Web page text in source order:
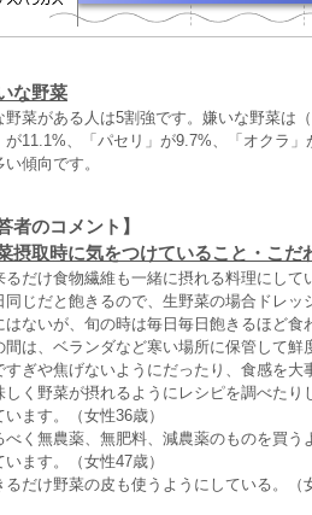
な野菜
野菜がある人は5割強です。嫌いな野菜は
が11.1%、「パセリ」が9.7%、「オクラ
傾向です。
者のコメント】
摂取時に気をつけていること・こだ
るだけ食物繊維も一緒に摂れる料理にして
同じだと飽きるので、生野菜の場合ドレ
はないが、旬の時は毎日毎日飽きるほど食
間は、ベランダなど寒い場所に保管して
すぎや焦げないようにだったり、食感を
しく野菜が摂れるようにレシピを調べた
います。（女性36歳）
べく無農薬、無肥料、減農薬のものを買
います。（女性47歳）
るだけ野菜の皮も使うようにしている。（